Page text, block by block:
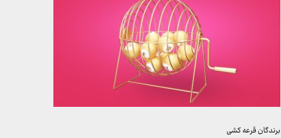
برندگان قرعه کشی